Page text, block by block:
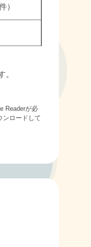
）
。
Readerが必
ンロードして